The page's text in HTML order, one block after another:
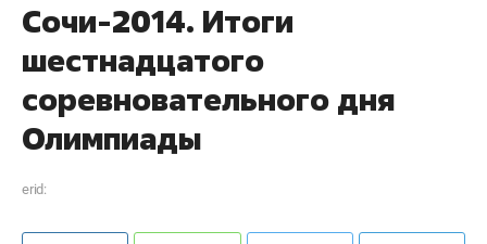
Cочи-2014. Итоги
шестнадцатого
соревновательного дня
Олимпиады
erid: